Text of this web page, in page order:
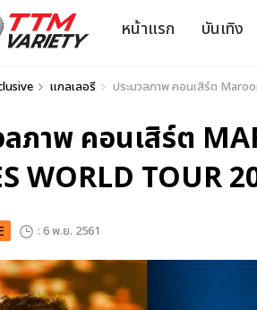
หน้าแรก บันเทิง
แกลเลอรี ประมวลภาพ คอนเสิร์ต
ลภาพ คอนเสิร์ต
WORLD TOUR
: 6 พ.ย. 2561